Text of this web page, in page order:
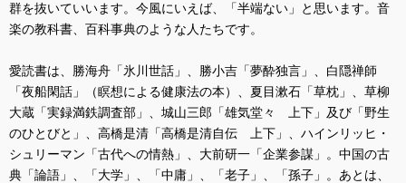
群を抜いていいます。今風にいえば、「半端ない」と思います。音
楽の教科書、百科事典のような人たちです。
愛読書は、勝海舟「氷川世話」、勝小吉「夢酔独言」、白隠禅師
「夜船閑話」（瞑想による健康法の本）、夏目漱石「草枕」、草柳
大蔵「実録満鉄調査部」、城山三郎「雄気堂々 上下」及び「野生
のひとびと」、高橋是清「高橋是清自伝 上下」、ハインリッヒ・
シュリーマン「古代への情熱」、大前研一「企業参謀」。中国の古
典「論語」、「大学」、「中庸」、「老子」、「孫子」。あとは、